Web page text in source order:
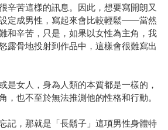
辛苦這樣的訊息。因此，想要寫開朗又
定成男性，寫起來會比較輕鬆——當然
和辛苦，只是，如果以女性為主角，我
露骨地投射到作品中，這樣會很難寫出
是女人，身為人類的本質都是一樣的，
，也不至於無法推測他的性格和行動。
記，那就是「長鬍子」這項男性身體特